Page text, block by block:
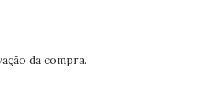
da compra.